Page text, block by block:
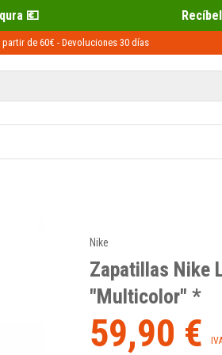
Recíbelo primero 📦
de 60€ - Devoluciones 30 días
Nike
Zapatillas Nike
"Multicolor" *
59,90 €